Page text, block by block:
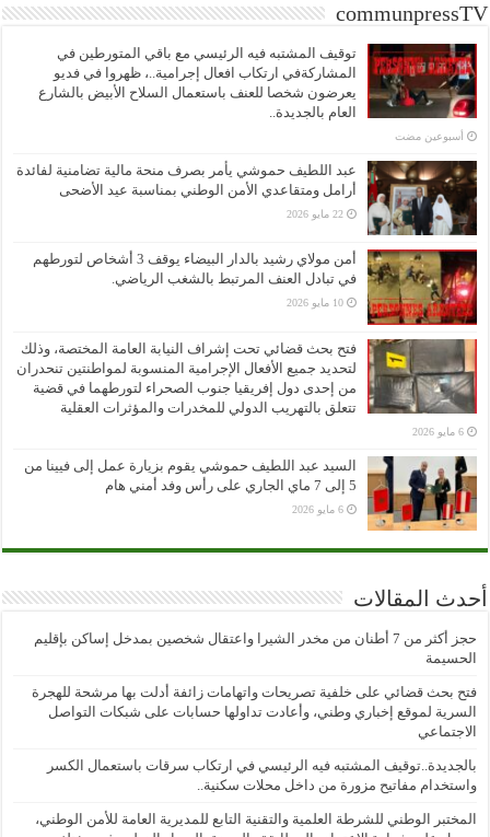
communpressTV
توقيف المشتبه فيه الرئيسي مع باقي المتورطين في
المشاركةفي ارتكاب افعال إجرامية..، ظهروا في فديو
يعرضون شخصا للعنف باستعمال السلاح الأبيض بالشارع
العام بالجديدة..
‏أسبوعين مضت
عبد اللطيف حموشي يأمر بصرف منحة مالية تضامنية لفائدة
أرامل ومتقاعدي الأمن الوطني بمناسبة عيد الأضحى
22 مايو 2026
أمن مولاي رشيد بالدار البيضاء يوقف 3 أشخاص لتورطهم
في تبادل العنف المرتبط بالشغب الرياضي.
10 مايو 2026
فتح بحث قضائي تحت إشراف النيابة العامة المختصة، وذلك
لتحديد جميع الأفعال الإجرامية المنسوبة لمواطنتين تنحدران
من إحدى دول إفريقيا جنوب الصحراء لتورطهما في قضية
تتعلق بالتهريب الدولي للمخدرات والمؤثرات العقلية
6 مايو 2026
السيد عبد اللطيف حموشي يقوم بزيارة عمل إلى فيينا من
5 إلى 7 ماي الجاري على رأس وفد أمني هام
6 مايو 2026
أحدث المقالات
حجز أكثر من 7 أطنان من مخدر الشيرا واعتقال شخصين بمدخل إساكن بإقليم
الحسيمة
فتح بحث قضائي على خلفية تصريحات واتهامات زائفة أدلت بها مرشحة للهجرة
السرية لموقع إخباري وطني، وأعادت تداولها حسابات على شبكات التواصل
الاجتماعي
بالجديدة..توقيف المشتبه فيه الرئيسي في ارتكاب سرقات باستعمال الكسر
واستخدام مفاتيح مزورة من داخل محلات سكنية..
المختبر الوطني للشرطة العلمية والتقنية التابع للمديرية العامة للأمن الوطني،